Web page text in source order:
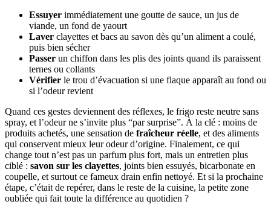
Essuyer immédiatement une goutte de sauce, un jus de
viande, un fond de yaourt
Laver clayettes et bacs au savon dès qu’un aliment a coulé,
puis bien sécher
Passer un chiffon dans les plis des joints quand ils paraissent
ternes ou collants
Vérifier le trou d’évacuation si une flaque apparaît au fond ou
si l’odeur revient
Quand ces gestes deviennent des réflexes, le frigo reste neutre sans
spray, et l’odeur ne s’invite plus “par surprise”. À la clé : moins de
produits achetés, une sensation de fraîcheur réelle, et des aliments
qui conservent mieux leur odeur d’origine. Finalement, ce qui
change tout n’est pas un parfum plus fort, mais un entretien plus
ciblé : savon sur les clayettes, joints bien essuyés, bicarbonate en
coupelle, et surtout ce fameux drain enfin nettoyé. Et si la prochaine
étape, c’était de repérer, dans le reste de la cuisine, la petite zone
oubliée qui fait toute la différence au quotidien ?